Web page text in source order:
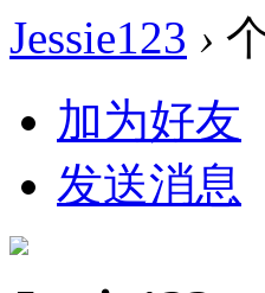
Jessie123 ›
加为好友
发送消息